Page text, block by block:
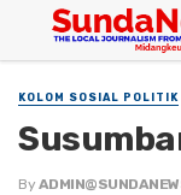
KOLOM SOSIAL POLITIK
By